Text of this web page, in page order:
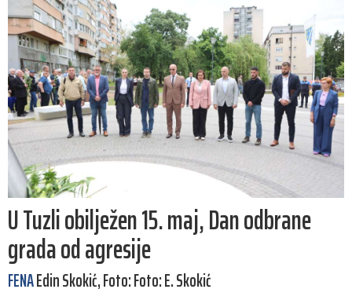
U Tuzli obilježen 15. maj, Dan odbrane
grada od agresije
FENAEdin Skokić, Foto: Foto: E. Skokić